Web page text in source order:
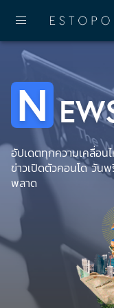
Home NEWS
N
อัปเดตทุกความเคลื่อน
ข่าวเปิดตัวคอนโด วัน
พลาด